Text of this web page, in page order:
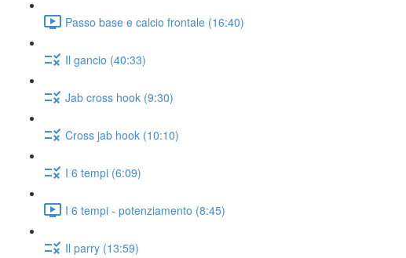
Passo base e calcio frontale (16:40)
Il gancio (40:33)
Jab cross hook (9:30)
Cross jab hook (10:10)
I 6 tempi (6:09)
I 6 tempi - potenziamento (8:45)
Il parry (13:59)